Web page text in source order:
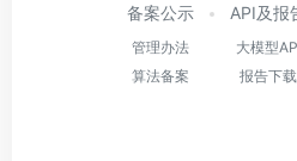
备案公示
管理办法
算法备案
API及报
大模型
报告下载